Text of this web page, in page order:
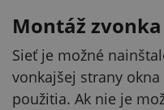
Montáž
Sieť je možné
vonkajšej strany
použitia. Ak nie je